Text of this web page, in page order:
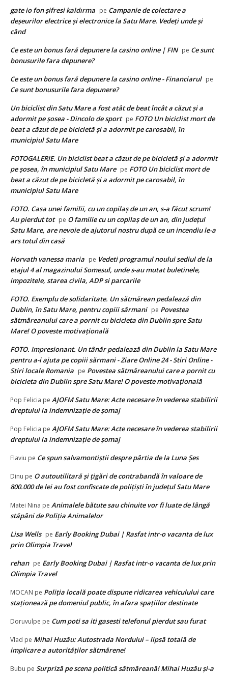
gate io fon şifresi kaldırma pe Campanie de colectare a
deșeurilor electrice și electronice la Satu Mare. Vedeți unde și
când
Ce este un bonus fară depunere la casino online | FIN pe Ce sunt
bonusurile fara depunere?
Ce este un bonus fară depunere la casino online - Financiarul pe
Ce sunt bonusurile fara depunere?
Un biciclist din Satu Mare a fost atât de beat încât a căzut și a
adormit pe șosea - Dincolo de sport pe FOTO Un biciclist mort de
beat a căzut de pe bicicletă și a adormit pe carosabil, în
municipiul Satu Mare
FOTOGALERIE. Un biciclist beat a căzut de pe bicicletă și a adormit
pe șosea, în municipiul Satu Mare pe FOTO Un biciclist mort de
beat a căzut de pe bicicletă și a adormit pe carosabil, în
municipiul Satu Mare
FOTO. Casa unei familii, cu un copilaș de un an, s-a făcut scrum!
Au pierdut tot pe O familie cu un copilaș de un an, din județul
Satu Mare, are nevoie de ajutorul nostru după ce un incendiu le-a
ars totul din casă
Horvath vanessa maria pe Vedeti programul noului sediul de la
etajul 4 al magazinului Somesul, unde s-au mutat buletinele,
impozitele, starea civila, ADP si parcarile
FOTO. Exemplu de solidaritate. Un sătmărean pedalează din
Dublin, în Satu Mare, pentru copiii sărmani pe Povestea
sătmăreanului care a pornit cu bicicleta din Dublin spre Satu
Mare! O poveste motivațională
FOTO. Impresionant. Un tânăr pedalează din Dublin la Satu Mare
pentru a-i ajuta pe copiii sărmani - Ziare Online 24 - Stiri Online -
Stiri locale Romania pe Povestea sătmăreanului care a pornit cu
bicicleta din Dublin spre Satu Mare! O poveste motivațională
Pop Felicia pe AJOFM Satu Mare: Acte necesare în vederea stabilirii
dreptului la indemnizație de șomaj
Pop Felicia pe AJOFM Satu Mare: Acte necesare în vederea stabilirii
dreptului la indemnizație de șomaj
Flaviu pe Ce spun salvamontiștii despre pârtia de la Luna Șes
Dinu pe O autoutilitară și țigări de contrabandă în valoare de
800.000 de lei au fost confiscate de polițiști în județul Satu Mare
Matei Nina pe Animalele bătute sau chinuite vor fi luate de lângă
stăpâni de Poliția Animalelor
Lisa Wells pe Early Booking Dubai | Rasfat intr-o vacanta de lux
prin Olimpia Travel
rehan pe Early Booking Dubai | Rasfat intr-o vacanta de lux prin
Olimpia Travel
MOCAN pe Poliţia locală poate dispune ridicarea vehiculului care
staţionează pe domeniul public, în afara spaţiilor destinate
Doruvulpe pe Cum poti sa iti gasesti telefonul pierdut sau furat
Vlad pe Mihai Huzău: Autostrada Nordului – lipsă totală de
implicare a autorităților sătmărene!
Bubu pe Surpriză pe scena politică sătmăreană! Mihai Huzău și-a